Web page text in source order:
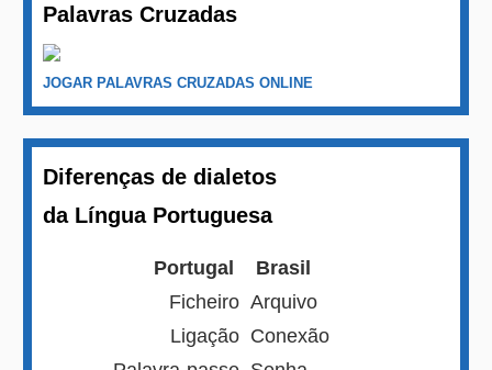
Palavras Cruzadas
JOGAR PALAVRAS CRUZADAS ONLINE
Diferenças de dialetos
da Língua Portuguesa
Portugal
Brasil
Ficheiro Arquivo
Ligação Conexão